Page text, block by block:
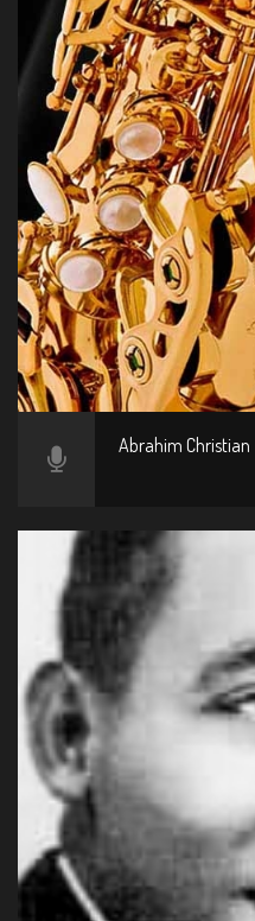
Abrahim Christian